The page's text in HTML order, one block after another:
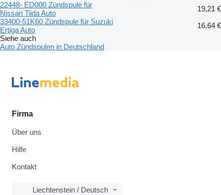
22448- ED000 Zündspule für
Nissan Tiida Auto
19,21 €
33400-51K60 Zündspule für Suzuki
Ertiga Auto
16,64 €
Siehe auch
Auto Zündspulen in Deutschland
Firma
Über uns
Hilfe
Kontakt
Liechtenstein / Deutsch